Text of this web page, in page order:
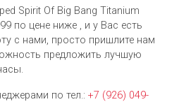
Spirit Of Big Bang Titanium
по цене ниже , и у Вас есть
с нами, просто пришлите нам
предложить лучшую
по тел.: +7 (926) 049-